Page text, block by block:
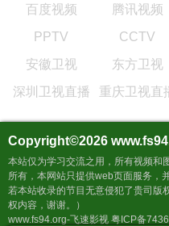
百度视频
腾讯视频
PPTV
CCTV
安徽卫视
东方卫视
深圳卫视直播
重庆卫视直
Copyright©2026
本站仅为学习交流之用，所有视频和
所有，本网站只提供web页面服务，
若本站收录的节目无意侵犯了贵司版
权内容，谢谢。）
www.fs94.org-飞速影视 粤ICP备